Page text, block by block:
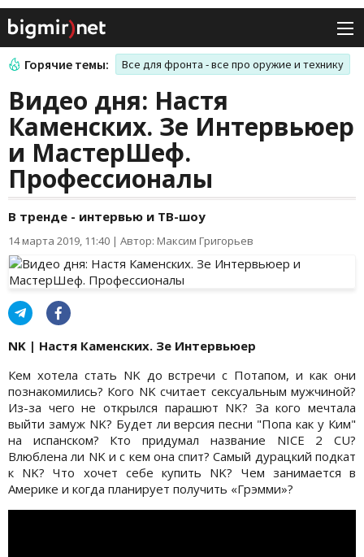
Горячие темы: Все для фронта - все про оружие и технику
Видео дня: Настя
Каменских. Зе Интервьюер
и МастерШеф.
Профессионалы
В тренде - интервью и ТВ-шоу
14 марта 2019, 11:40 | Автор: Максим Григорьев
NK | Настя Каменских. Зе Интервьюер
Кем хотела стать NK до встречи с Потапом, и как они
познакомились? Кого NK считает сексуальным мужчиной?
Из-за чего не открылся парашют NK? За кого мечтала
выйти замуж NK? Будет ли версия песни "Попа как у Ким"
на испанском? Кто придумал название NICE 2 CU?
Влюблена ли NK и с кем она спит? Самый дурацкий подкат
к NK? Что хочет себе купить NK? Чем занимается в
Америке и когда планирует получить «Грэмми»?